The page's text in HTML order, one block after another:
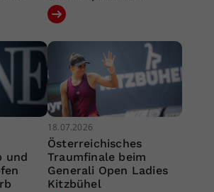
und
18.07.2026
Österreichisches
Traumfinale beim
Generali Open Ladies
Kitzbühel